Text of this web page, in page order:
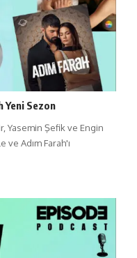
Yeni Sezon
Yasemin Şefik ve Engin
Adım Farah'ı